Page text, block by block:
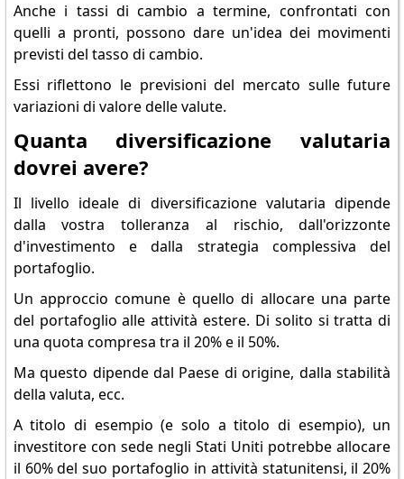
Anche i tassi di cambio a termine, confrontati con
quelli a pronti, possono dare un'idea dei movimenti
previsti del tasso di cambio.
Essi riflettono le previsioni del mercato sulle future
variazioni di valore delle valute.
Quanta diversificazione valutaria
dovrei avere?
Il livello ideale di diversificazione valutaria dipende
dalla vostra tolleranza al rischio, dall'orizzonte
d'investimento e dalla strategia complessiva del
portafoglio.
Un approccio comune è quello di allocare una parte
del portafoglio alle attività estere. Di solito si tratta di
una quota compresa tra il 20% e il 50%.
Ma questo dipende dal Paese di origine, dalla stabilità
della valuta, ecc.
A titolo di esempio (e solo a titolo di esempio), un
investitore con sede negli Stati Uniti potrebbe allocare
il 60% del suo portafoglio in attività statunitensi, il 20%